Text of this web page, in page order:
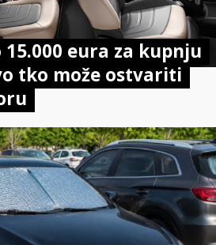
15.000 eura za kupnju
tko može ostvariti